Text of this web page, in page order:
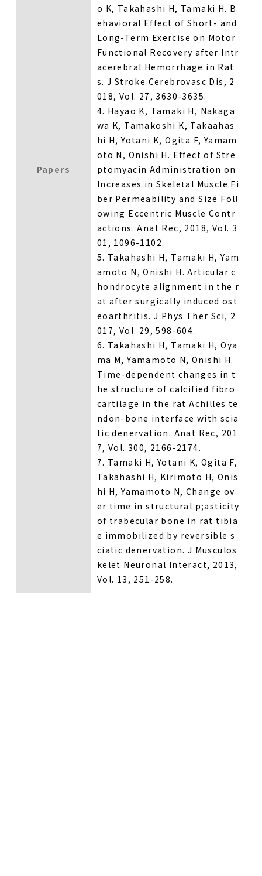
Papers
o K, Takahashi H, Tamaki H. B
ehavioral Effect of Short- and
Long-Term Exercise on Motor
Functional Recovery after Intr
acerebral Hemorrhage in Rat
s. J Stroke Cerebrovasc Dis, 2
018, Vol. 27, 3630-3635.
4. Hayao K, Tamaki H, Nakaga
wa K, Tamakoshi K, Takaahas
hi H, Yotani K, Ogita F, Yamam
oto N, Onishi H. Effect of Stre
ptomyacin Administration on
Increases in Skeletal Muscle Fi
ber Permeability and Size Foll
owing Eccentric Muscle Contr
actions. Anat Rec, 2018, Vol. 3
01, 1096-1102.
5. Takahashi H, Tamaki H, Yam
amoto N, Onishi H. Articular c
hondrocyte alignment in the r
at after surgically induced ost
eoarthritis. J Phys Ther Sci, 2
017, Vol. 29, 598-604.
6. Takahashi H, Tamaki H, Oya
ma M, Yamamoto N, Onishi H.
Time-dependent changes in t
he structure of calcified fibro
cartilage in the rat Achilles te
ndon-bone interface with scia
tic denervation. Anat Rec, 201
7, Vol. 300, 2166-2174.
7. Tamaki H, Yotani K, Ogita F,
Takahashi H, Kirimoto H, Onis
hi H, Yamamoto N, Change ov
er time in structural p;asticity
of trabecular bone in rat tibia
e immobilized by reversible s
ciatic denervation. J Musculos
kelet Neuronal Interact, 2013,
Vol. 13, 251-258.